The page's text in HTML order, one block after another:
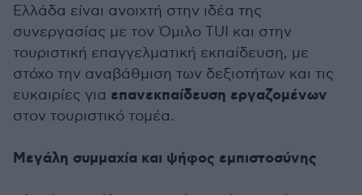
Ελλάδα είναι ανοιχτή στην ιδέα της
συνεργασίας με τον Όμιλο TUI και στην
τουριστική επαγγελματική εκπαίδευση, με
στόχο την αναβάθμιση των δεξιοτήτων και τις
ευκαιρίες για επανεκπαίδευση εργαζομένων
στον τουριστικό τομέα.
Μεγάλη συμμαχία και ψήφος εμπιστοσύνης